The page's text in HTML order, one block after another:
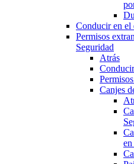
Conducir en el
Permisos
Seguridad
Atrás
Canjes
en